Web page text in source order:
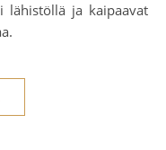
lähistöllä ja kaipaavat